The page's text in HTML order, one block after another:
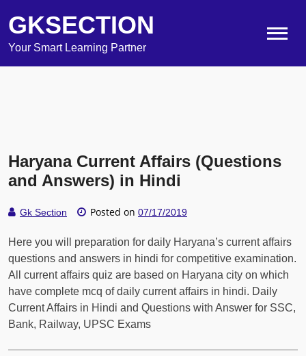
GKSECTION
Your Smart Learning Partner
Haryana Current Affairs (Questions
and Answers) in Hindi
Gk Section Posted on 07/17/2019
Here you will preparation for daily Haryana’s current affairs
questions and answers in hindi for competitive examination.
All current affairs quiz are based on Haryana city on which
have complete mcq of daily current affairs in hindi. Daily
Current Affairs in Hindi and Questions with Answer for SSC,
Bank, Railway, UPSC Exams